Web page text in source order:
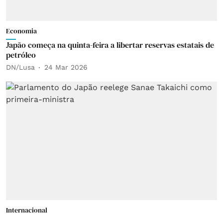
Economia
Japão começa na quinta-feira a libertar reservas estatais de
petróleo
DN/Lusa 24 Mar 2026
Internacional